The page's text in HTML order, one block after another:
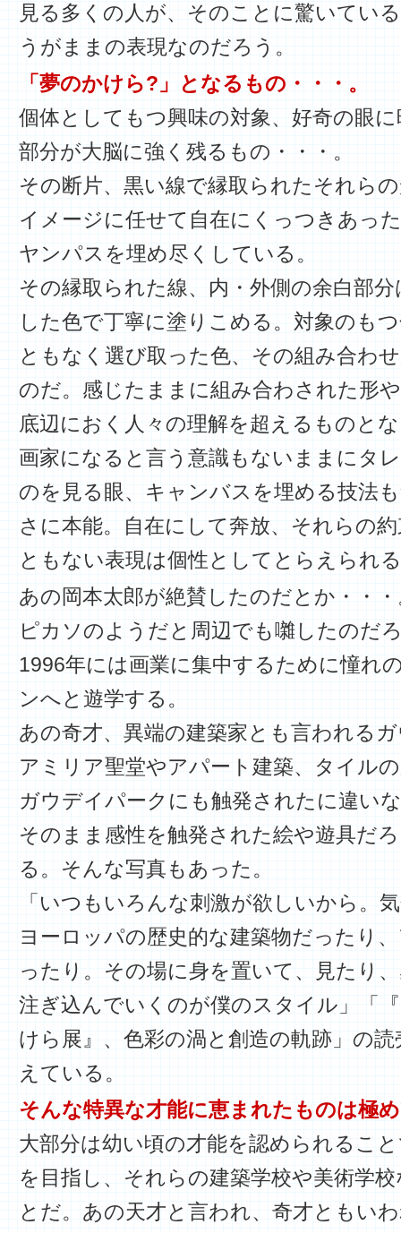
見る多くの人が、そのことに驚いてい
うがままの表現なのだろう。
「夢のかけら?」となるもの・・・。
個体としてもつ興味の対象、好奇の眼
部分が大脳に強く残るもの・・・。
その断片、黒い線で縁取られたそれら
イメージに任せて自在にくっつきあっ
ヤンパスを埋め尽くしている。
その縁取られた線、内・外側の余白部
した色で丁寧に塗りこめる。対象のも
ともなく選び取った色、その組み合わ
のだ。感じたままに組み合わされた形
底辺におく人々の理解を超えるものと
画家になると言う意識もないままにタ
のを見る眼、キャンバスを埋める技法
さに本能。自在にして奔放、それらの
ともない表現は個性としてとらえられ
あの岡本太郎が絶賛したのだとか・・
ピカソのようだと周辺でも囃したのだ
1996年には画業に集中するために憧れ
ンへと遊学する。
あの奇才、異端の建築家とも言われる
アミリア聖堂やアパート建築、タイル
ガウデイパークにも触発されたに違い
そのまま感性を触発された絵や遊具だ
る。そんな写真もあった。
「いつもいろんな刺激が欲しいから。
ヨーロッパの歴史的な建築物だったり
ったり。その場に身を置いて、見たり
注ぎ込んでいくのが僕のスタイル」「
けら展』、色彩の渦と創造の軌跡」の
えている。
そんな特異な才能に恵まれたものは極
大部分は幼い頃の才能を認められるこ
を目指し、それらの建築学校や美術学
とだ。あの天才と言われ、奇才ともい